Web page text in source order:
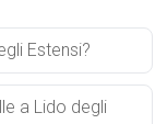
Estensi?
a Lido degli